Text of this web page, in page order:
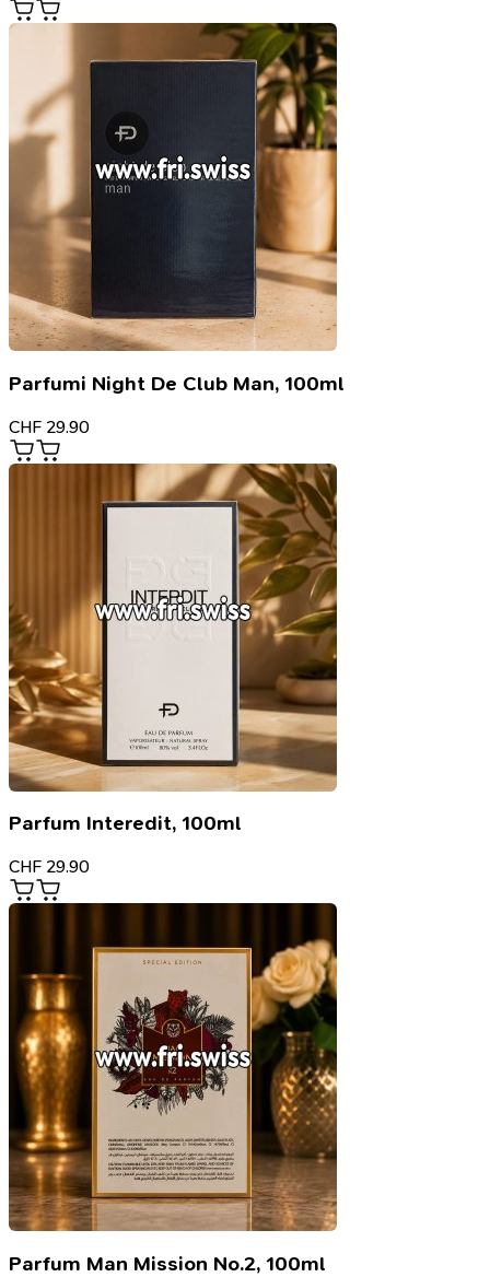
Parfumi Night De Club Man, 100ml
CHF 29.90
Parfum Interedit, 100ml
CHF 29.90
Parfum Man Mission No.2, 100ml